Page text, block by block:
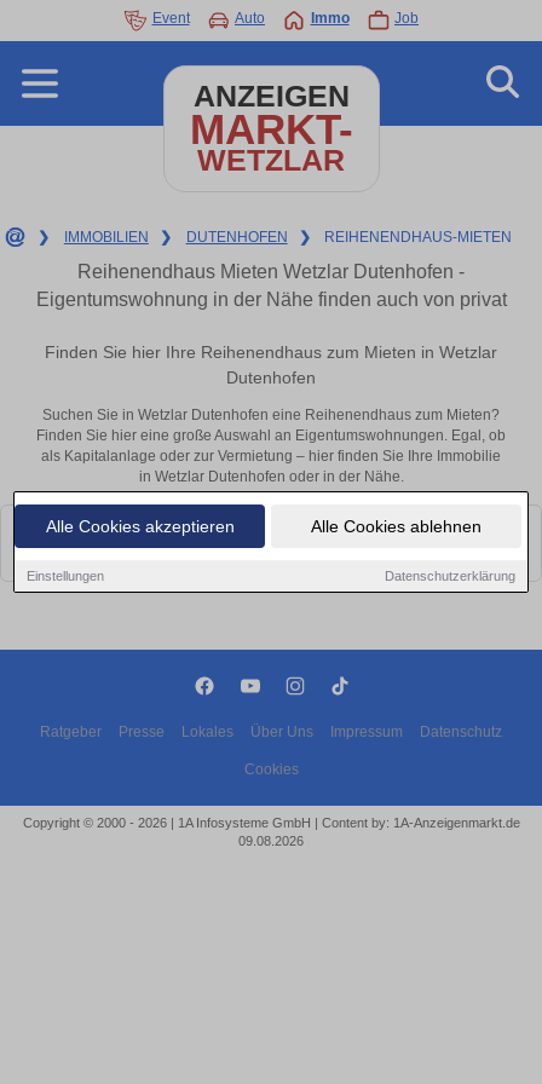
Alle Cookies akzeptieren Alle Cookies ablehnen
Einstellungen Datenschutzerklärung
Event Auto Immo Job
ANZEIGEN
MARKT-
WETZLAR
❯ IMMOBILIEN ❯ DUTENHOFEN ❯ REIHENENDHAUS-MIETEN
Reihenendhaus Mieten Wetzlar Dutenhofen -
Eigentumswohnung in der Nähe finden auch von privat
Finden Sie hier Ihre Reihenendhaus zum Mieten in Wetzlar
Dutenhofen
Suchen Sie in Wetzlar Dutenhofen eine Reihenendhaus zum Mieten?
Finden Sie hier eine große Auswahl an Eigentumswohnungen. Egal, ob
als Kapitalanlage oder zur Vermietung – hier finden Sie Ihre Immobilie
in Wetzlar Dutenhofen oder in der Nähe.
Leider konnten wir derzeit keine passenden Objekte finden. Schauen Sie
bald wieder vorbei!
Ratgeber Presse Lokales Über Uns Impressum Datenschutz
Cookies
Copyright © 2000 - 2026 | 1A Infosysteme GmbH | Content by: 1A-Anzeigenmarkt.de
09.08.2026